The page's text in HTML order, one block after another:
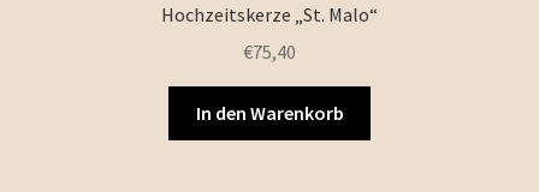
Hochzeitskerze „St. Malo“
€75,40
In den Warenkorb